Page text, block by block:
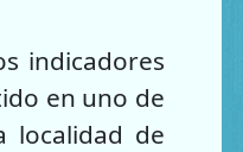
indicadores
en uno de
localidad de